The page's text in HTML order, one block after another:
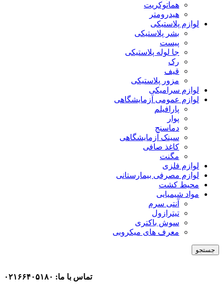
هماتوکریت
هیدرومتر
لوازم پلاستیکی
بشر پلاستیکی
پیست
جا لوله پلاستیکی
رک
قیف
مزور پلاستیکی
لوازم سرامیکی
لوازم عمومی آزمایشگاهی
پارافیلم
پوار
دماسنج
سینک آزمایشگاهی
کاغذ صافی
مگنت
لوازم فلزی
لوازم مصرفی بیمارستانی
محیط کشت
مواد شیمیایی
آنتی سرم
تیترازول
سوش باکتری
معرف های میکروبی
جستجو
تماس با ما: ۰۲۱۶۶۴۰۵۱۸۰